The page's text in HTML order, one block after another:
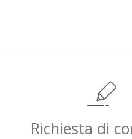
Richiesta di